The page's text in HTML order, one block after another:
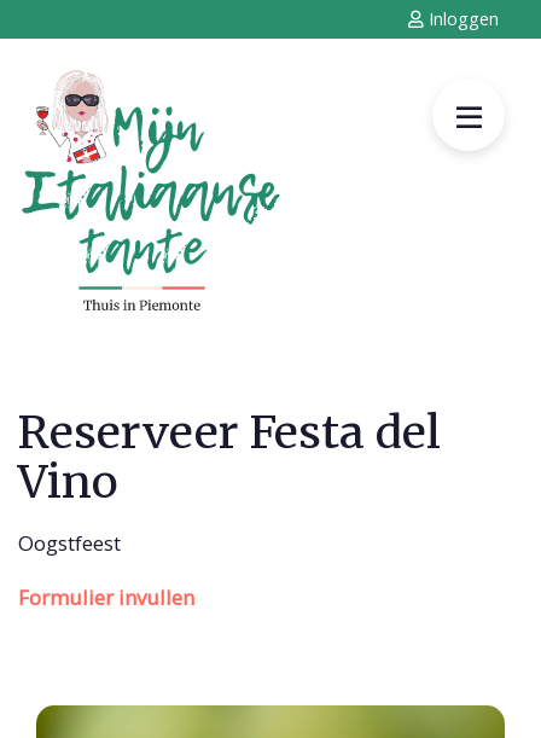
Inloggen
Reserveer Festa del
Vino
Oogstfeest
Formulier invullen